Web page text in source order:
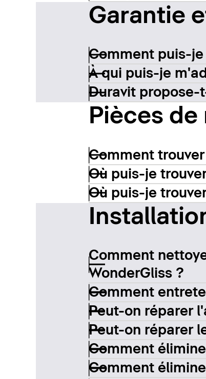
Garantie
Comment puis-
À qui puis-je
Duravit propose-
Pièces
Comment
Où puis-je
Où puis-je
Comment
WonderGliss ?
Comment
Peut-on réparer
Peut-on réparer
Comment
Comment